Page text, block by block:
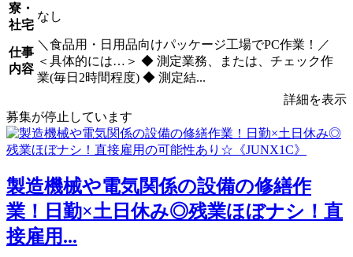
寮・
社宅
なし
仕事
内容
＼食品用・日用品向けパッケージ工場でPC作業！／
＜具体的には…＞ ◆ 測定業務、または、チェック作
業(毎日2時間程度) ◆ 測定結...
詳細を表示
募集が停止しています
製造機械や電気関係の設備の修繕作
業！日勤×土日休み◎残業ほぼナシ！直
接雇用...